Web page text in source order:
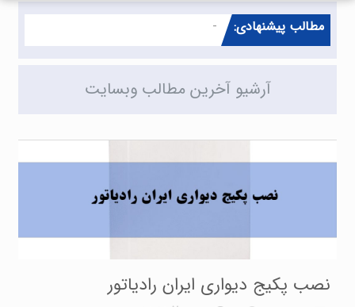
مطالب پیشنهادی: چه طوری از
آرشیو آخرین مطالب وبسایت
نصب پکیج دیواری ایران رادیاتور